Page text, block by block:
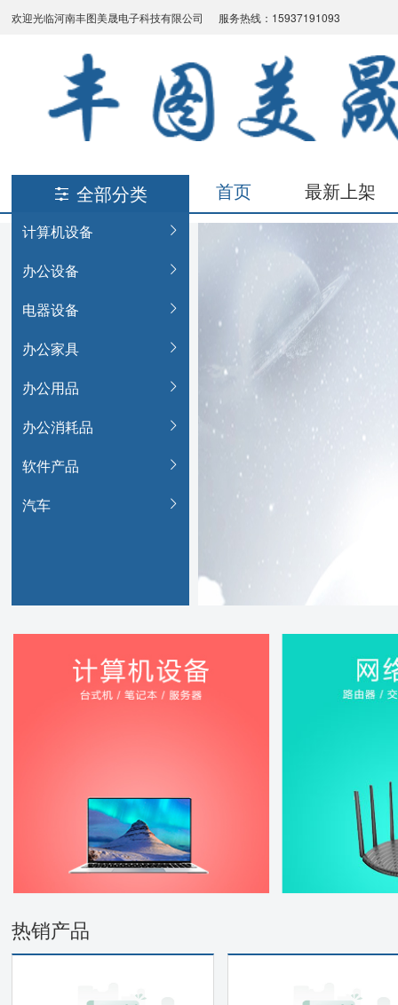
欢迎光临河南丰图美晟电子科技有限公司 服务热线：15937191093
全部分类
计算机设备
办公设备
电器设备
办公家具
办公用品
办公消耗品
软件产品
汽车
首页 最新上架
热销产品